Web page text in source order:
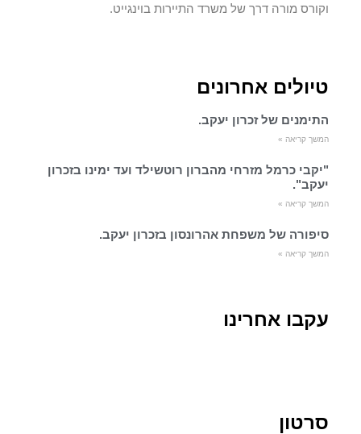
וקורס מורה דרך של משרד התיירות בוינגייט.
טיולים אחרונים
התימנים של זכרון יעקב.
המשך קריאה »
"יקבי כרמל מזרחי מהברון רוטשילד ועד ימינו בזכרון
יעקב".
המשך קריאה »
סיפורה של משפחת אהרונסון בזכרון יעקב.
המשך קריאה »
עקבו אחרינו
סרטון